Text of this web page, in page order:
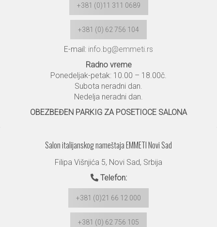
+381 (0)11 311 0689
+381 (0) 62 756 104
E-mail: info.bg@emmeti.rs
Radno vreme
Ponedeljak-petak: 10.00 – 18.00č.
Subota neradni dan.
Nedelja neradni dan.
OBEZBEĐEN PARKIG ZA POSETIOCE SALONA
Salon italijanskog nameštaja EMMETI Novi Sad
Filipa Višnjića 5, Novi Sad, Srbija
Telefon:
+381 (0)21 66 12 000
+381 (0) 62 756 105